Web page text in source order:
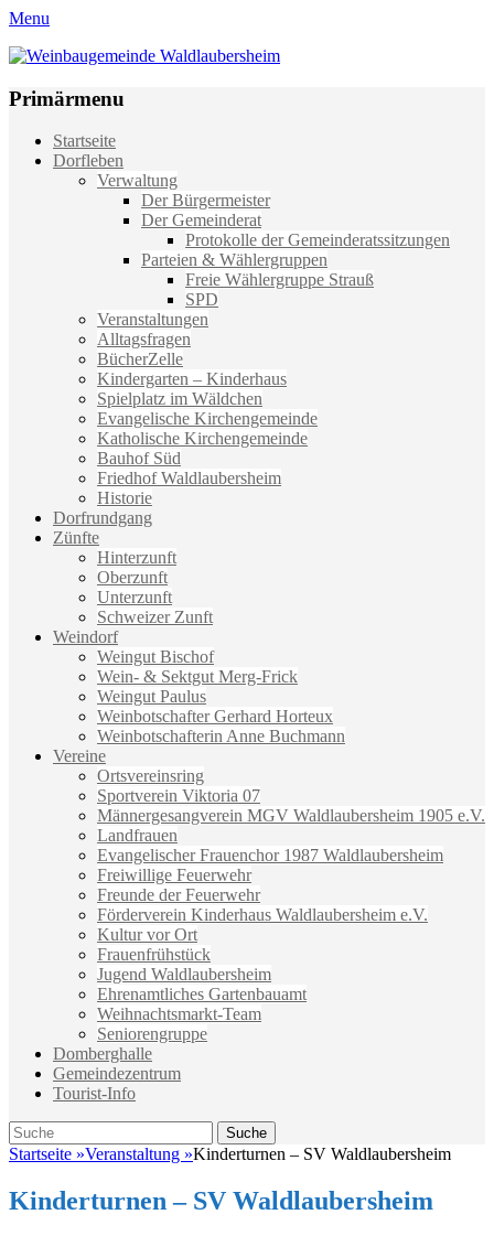
Menu
Weinbaugemeinde Waldlaubersheim
Primärmenu
Weiter
zum
Startseite
Dorfleben
Verwaltung
Der Bürgermeister
Der Gemeinderat
Protokolle der Gemeinderatssitzungen
Parteien & Wählergruppen
Freie Wählergruppe Strauß
SPD
Veranstaltungen
Alltagsfragen
BücherZelle
Kindergarten – Kinderhaus
Spielplatz im Wäldchen
Evangelische Kirchengemeinde
Katholische Kirchengemeinde
Bauhof Süd
Friedhof Waldlaubersheim
Historie
Dorfrundgang
Zünfte
Hinterzunft
Oberzunft
Unterzunft
Schweizer Zunft
Weindorf
Weingut Bischof
Wein- & Sektgut Merg-Frick
Weingut Paulus
Weinbotschafter Gerhard Horteux
Weinbotschafterin Anne Buchmann
Vereine
Ortsvereinsring
Sportverein Viktoria 07
Männergesangverein MGV Waldlaubersheim 1905 e.V.
Landfrauen
Evangelischer Frauenchor 1987 Waldlaubersheim
Freiwillige Feuerwehr
Freunde der Feuerwehr
Förderverein Kinderhaus Waldlaubersheim e.V.
Kultur vor Ort
Frauenfrühstück
Jugend Waldlaubersheim
Ehrenamtliches Gartenbauamt
Weihnachtsmarkt-Team
Seniorengruppe
Domberghalle
Gemeindezentrum
Tourist-Info
Suche
Suche
nach:
Startseite »Veranstaltung »Kinderturnen – SV Waldlaubersheim
Kinderturnen – SV Waldlaubersheim